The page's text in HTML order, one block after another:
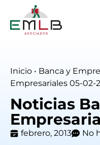
Inicio • Banca y
Empresariales 05-02-
Noticias
febrero, 2013 No